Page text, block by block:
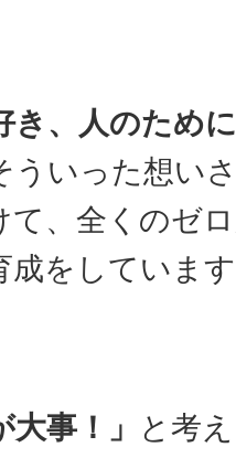
き、人のため
ういった想い
て、全くのゼ
成をしていま
事！」
と考